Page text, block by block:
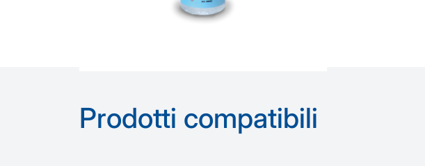
Prodotti compatibili